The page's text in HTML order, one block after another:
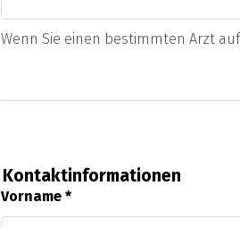
Wenn Sie einen bestimmten Arzt
Kontaktinformationen
Vorname *